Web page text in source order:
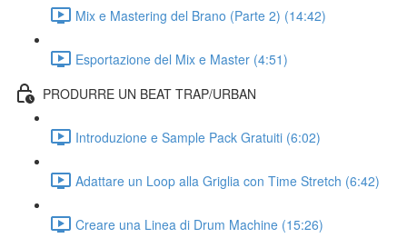
Mix e Mastering del Brano (Parte 2) (14:42)
Esportazione del Mix e Master (4:51)
PRODURRE UN BEAT TRAP/URBAN
Introduzione e Sample Pack Gratuiti (6:02)
Adattare un Loop alla Griglia con Time Stretch (6:42)
Creare una Linea di Drum Machine (15:26)